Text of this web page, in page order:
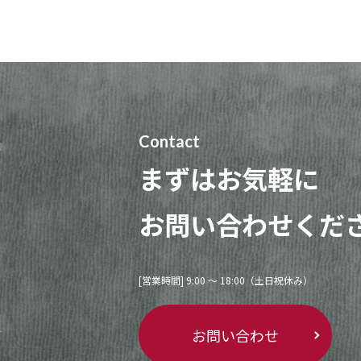
Contact
まずはお気軽に
お問い合わせくだ
[営業時間] 9:00 〜 18:00（土日祝休み）
お問い合わせ